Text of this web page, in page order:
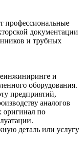
профессиональные
документации
и трубных
и
оборудования.
предприятий,
аналогов
оригинал по